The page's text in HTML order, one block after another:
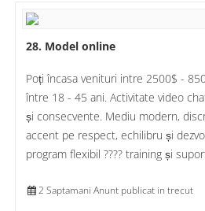
28. Model online
Poți încasa venituri intre 2500$ -
între 18 - 45 ani. Activitate video
și consecvente. Mediu modern,
accent pe respect, echilibru și
program flexibil ???? training și
2 Saptamani Anunt publicat in trecut